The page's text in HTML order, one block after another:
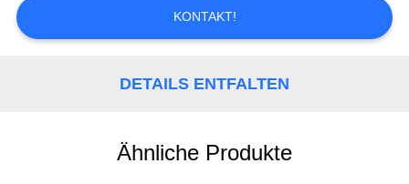
NEUIGKEITEN
RECHTSSACHEN
KONTAKT!
DETAILS ENTFALTEN
Ähnliche Produkte